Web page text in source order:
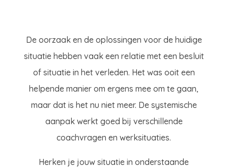
De oorzaak en de oplossingen voor de huidige
situatie hebben vaak een relatie met een besluit
of situatie in het verleden. Het was ooit een
helpende manier om ergens mee om te gaan,
maar dat is het nu niet meer. De systemische
aanpak werkt goed bij verschillende
coachvragen en werksituaties.
Herken je jouw situatie in onderstaande